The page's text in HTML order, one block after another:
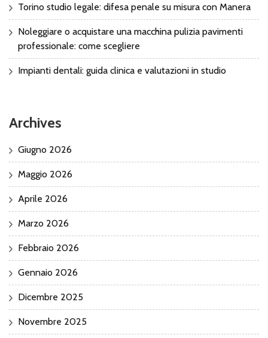
Torino studio legale: difesa penale su misura con Manera
Noleggiare o acquistare una macchina pulizia pavimenti
professionale: come scegliere
Impianti dentali: guida clinica e valutazioni in studio
Archives
Giugno 2026
Maggio 2026
Aprile 2026
Marzo 2026
Febbraio 2026
Gennaio 2026
Dicembre 2025
Novembre 2025